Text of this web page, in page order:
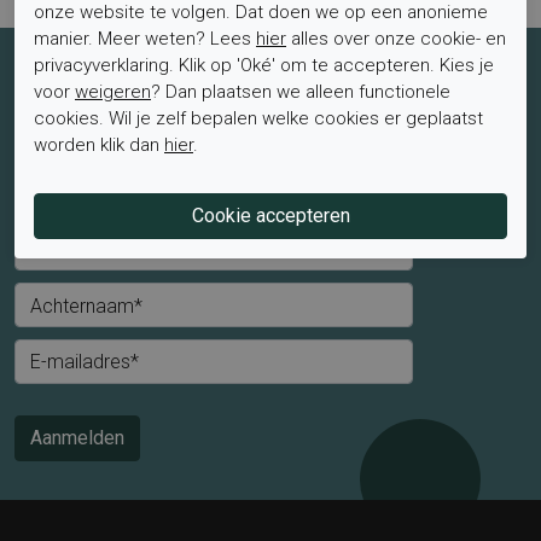
Schrijf je nu in voor de nieuwsbrief
Schrijf je in voor de nieuwsbrief en blijf op de hoogte van de
laatste aanbiedingen en trends.
Mevrouw Meneer
Achternaam*
E-mailadres*
Aanmelden
onze website te volgen. Dat doen we op een anonieme
manier. Meer weten? Lees hier alles over onze cookie- en
privacyverklaring. Klik op 'Oké' om te accepteren. Kies je
voor weigeren? Dan plaatsen we alleen functionele
cookies. Wil je zelf bepalen welke cookies er geplaatst
worden klik dan hier.